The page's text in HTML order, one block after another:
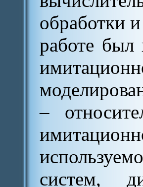
обработки
работе был
–
систем,